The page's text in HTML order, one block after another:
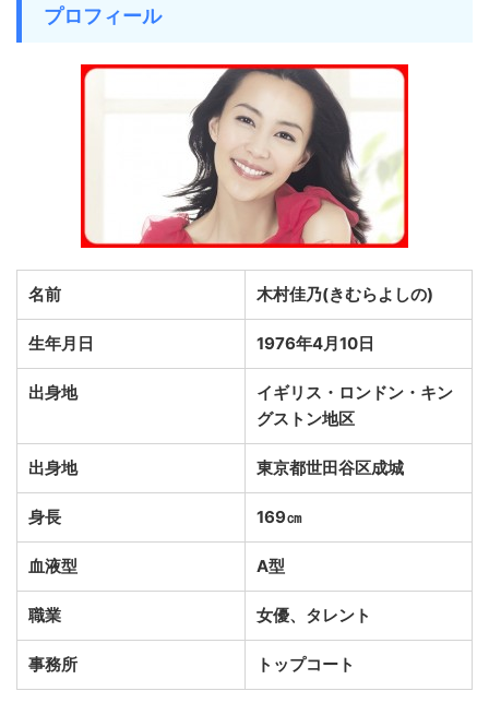
プロフィール
名前 木村佳乃(きむらよしの)
生年月日 1976年4月10日
出身地
イギリス・ロンドン・キン
グストン地区
出身地 東京都世田谷区成城
身長 169㎝
血液型 A型
職業 女優、タレント
事務所 トップコート